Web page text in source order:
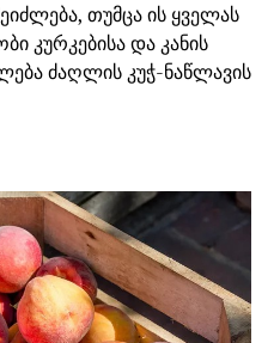
თუმცა ის ყველას
კურკებისა და კანის
ძაღლის კუჭ-ნაწლავის